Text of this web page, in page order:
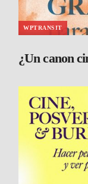
WPTRANSIT
¿Un canon